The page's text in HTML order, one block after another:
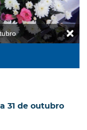
31 de outubro